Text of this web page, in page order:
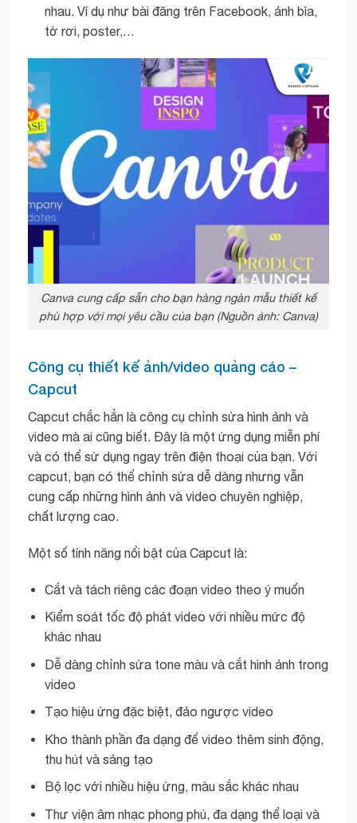
nhau. Ví dụ như bài đăng trên Facebook, ảnh bìa,
tờ rơi, poster,…
Canva cung cấp sẵn cho bạn hàng ngàn mẫu thiết kế
phù hợp với mọi yêu cầu của bạn (Nguồn ảnh: Canva)
Công cụ thiết kế ảnh/video quảng cáo –
Capcut
Capcut chắc hẳn là công cụ chỉnh sửa hình ảnh và
video mà ai cũng biết. Đây là một ứng dụng miễn phí
và có thể sử dụng ngay trên điện thoại của bạn. Với
capcut, bạn có thể chỉnh sửa dễ dàng nhưng vẫn
cung cấp những hình ảnh và video chuyên nghiệp,
chất lượng cao.
Một số tính năng nổi bật của Capcut là:
Cắt và tách riêng các đoạn video theo ý muốn
Kiểm soát tốc độ phát video với nhiều mức độ
khác nhau
Dễ dàng chỉnh sửa tone màu và cắt hình ảnh trong
video
Tạo hiệu ứng đặc biệt, đảo ngược video
Kho thành phần đa dạng để video thêm sinh động,
thu hút và sáng tạo
Bộ lọc với nhiều hiệu ứng, màu sắc khác nhau
Thư viện âm nhạc phong phú, đa dạng thể loại và